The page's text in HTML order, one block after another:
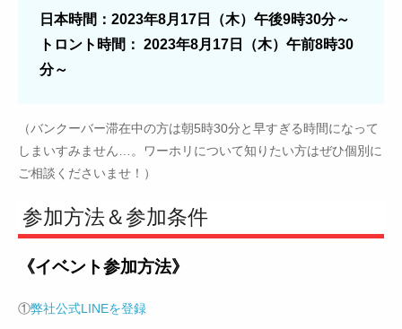
日本時間：2023年8月17日（木）午後9時30分～
トロント時間： 2023年8月17日（木）午前8時30
分～
（バンクーバー滞在中の方は朝5時30分と早すぎる時間になって
しまいすみません…。ワーホリについて知りたい方はぜひ個別に
ご相談くださいませ！）
参加方法＆参加条件
《イベント参加方法》
①弊社公式LINEを登録